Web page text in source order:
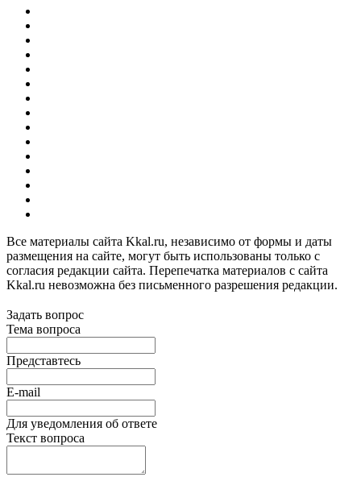
Все материалы сайта Kkal.ru, независимо от формы и даты
размещения на сайте, могут быть использованы только с
согласия редакции сайта. Перепечатка материалов с сайта
Kkal.ru невозможна без письменного разрешения редакции.
Задать вопрос
Тема вопроса
Представтесь
E-mail
Для уведомления об ответе
Текст вопроса